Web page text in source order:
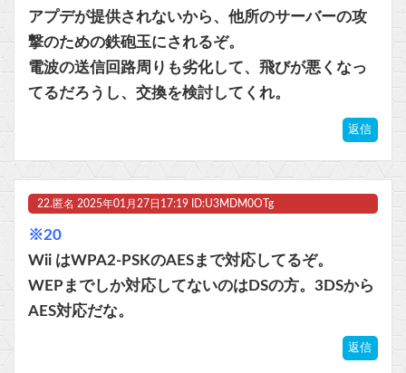
アプデが提供されないから、他所のサーバーの攻
撃のための鉄砲玉にされるぞ。
電波の送信回路周りも劣化して、飛びが悪くなっ
てるだろうし、交換を検討してくれ。
返信
22. 匿名 2025年01月27日17:19 ID:U3MDM0OTg
※20
Wii はWPA2-PSKのAESまで対応してるぞ。
WEPまでしか対応してないのはDSの方。3DSから
AES対応だな。
返信